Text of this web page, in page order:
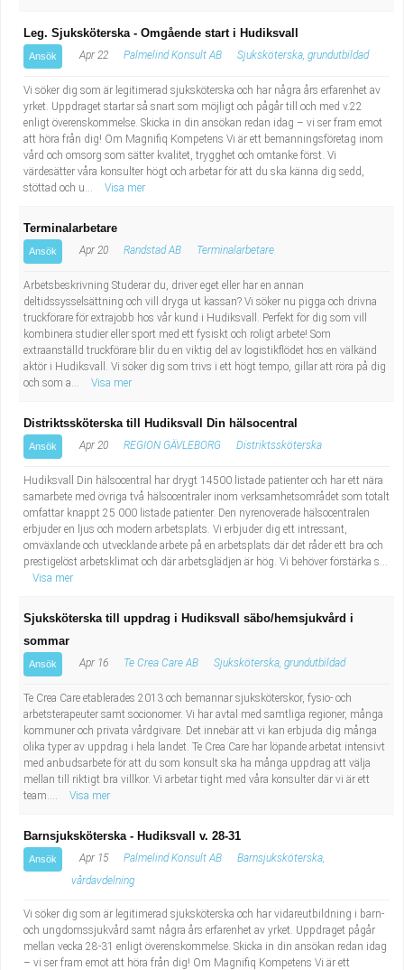
Leg. Sjuksköterska - Omgående start i Hudiksvall
Ansök Apr 22 Palmelind Konsult AB Sjuksköterska, grundutbildad
Vi söker dig som är legitimerad sjuksköterska och har några års erfarenhet av
yrket. Uppdraget startar så snart som möjligt och pågår till och med v.22
enligt överenskommelse. Skicka in din ansökan redan idag – vi ser fram emot
att höra från dig! Om Magnifiq Kompetens Vi är ett bemanningsföretag inom
vård och omsorg som sätter kvalitet, trygghet och omtanke först. Vi
värdesätter våra konsulter högt och arbetar för att du ska känna dig sedd,
stöttad och u...
Visa mer
Terminalarbetare
Ansök Apr 20 Randstad AB Terminalarbetare
Arbetsbeskrivning Studerar du, driver eget eller har en annan
deltidssysselsättning och vill dryga ut kassan? Vi söker nu pigga och drivna
truckförare för extrajobb hos vår kund i Hudiksvall. Perfekt för dig som vill
kombinera studier eller sport med ett fysiskt och roligt arbete! Som
extraanställd truckförare blir du en viktig del av logistikflödet hos en välkänd
aktör i Hudiksvall. Vi söker dig som trivs i ett högt tempo, gillar att röra på dig
och som a...
Visa mer
Distriktssköterska till Hudiksvall Din hälsocentral
Ansök Apr 20 REGION GÄVLEBORG Distriktssköterska
Hudiksvall Din hälsocentral har drygt 14500 listade patienter och har ett nära
samarbete med övriga två hälsocentraler inom verksamhetsområdet som totalt
omfattar knappt 25 000 listade patienter. Den nyrenoverade hälsocentralen
erbjuder en ljus och modern arbetsplats. Vi erbjuder dig ett intressant,
omväxlande och utvecklande arbete på en arbetsplats där det råder ett bra och
prestigelöst arbetsklimat och där arbetsglädjen är hög. Vi behöver förstärka s...
Visa mer
Sjuksköterska till uppdrag i Hudiksvall säbo/hemsjukvård i
sommar
Ansök Apr 16 Te Crea Care AB Sjuksköterska, grundutbildad
Te Crea Care etablerades 2013 och bemannar sjuksköterskor, fysio- och
arbetsterapeuter samt socionomer. Vi har avtal med samtliga regioner, många
kommuner och privata vårdgivare. Det innebär att vi kan erbjuda dig många
olika typer av uppdrag i hela landet. Te Crea Care har löpande arbetat intensivt
med anbudsarbete för att du som konsult ska ha många uppdrag att välja
mellan till riktigt bra villkor. Vi arbetar tight med våra konsulter där vi är ett
team....
Visa mer
Barnsjuksköterska - Hudiksvall v. 28-31
Ansök Apr 15 Palmelind Konsult AB
Barnsjuksköterska,
vårdavdelning
Vi söker dig som är legitimerad sjuksköterska och har vidareutbildning i barn-
och ungdomssjukvård samt några års erfarenhet av yrket. Uppdraget pågår
mellan vecka 28-31 enligt överenskommelse. Skicka in din ansökan redan idag
– vi ser fram emot att höra från dig! Om Magnifiq Kompetens Vi är ett